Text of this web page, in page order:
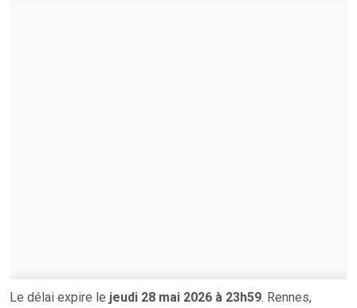
Le délai expire le jeudi 28 mai 2026 à 23h59. Rennes,